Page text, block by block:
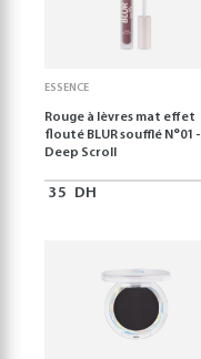
ESSENCE
Rouge à lèvres mat effet
flouté BLUR soufflé N°01 -
Deep Scroll
35 DH